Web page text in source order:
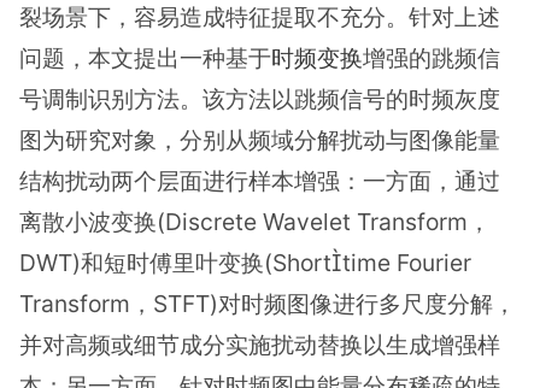
裂场景下，容易造成特征提取不充分。针对上述
问题，本文提出一种基于时频变换增强的跳频信
号调制识别方法。该方法以跳频信号的时频灰度
图为研究对象，分别从频域分解扰动与图像能量
结构扰动两个层面进行样本增强：一方面，通过
离散小波变换(Discrete Wavelet Transform，
DWT)和短时傅里叶变换(Shorttime Fourier
Transform，STFT)对时频图像进行多尺度分解，
并对高频或细节成分实施扰动替换以生成增强样